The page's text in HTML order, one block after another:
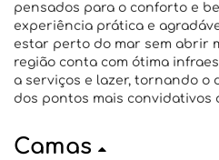
pensados para o conforto e
experiência prática e
estar perto do mar sem abrir
região conta com ótima
a serviços e lazer, tornando o
dos pontos mais convidativos
Camas